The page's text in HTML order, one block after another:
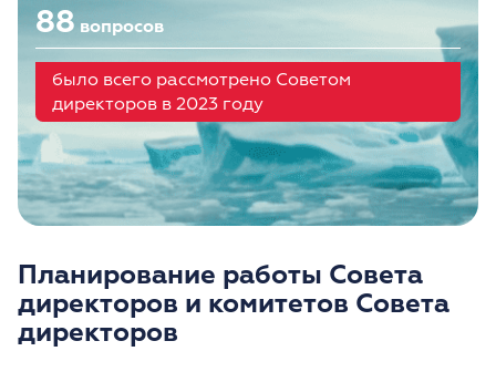
88 вопросов
было всего рассмотрено Советом
директоров в 2023 году
Планирование работы Совета
директоров и комитетов Совета
директоров